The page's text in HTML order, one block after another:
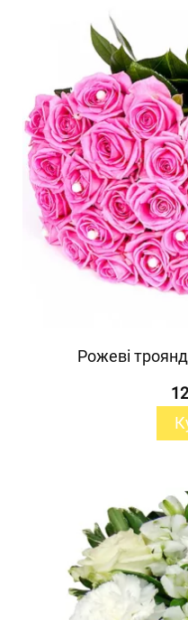
Рожеві